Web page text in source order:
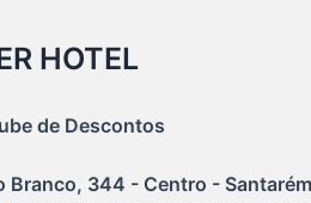
HOTEL
de Descontos
Branco, 344 - Centro -